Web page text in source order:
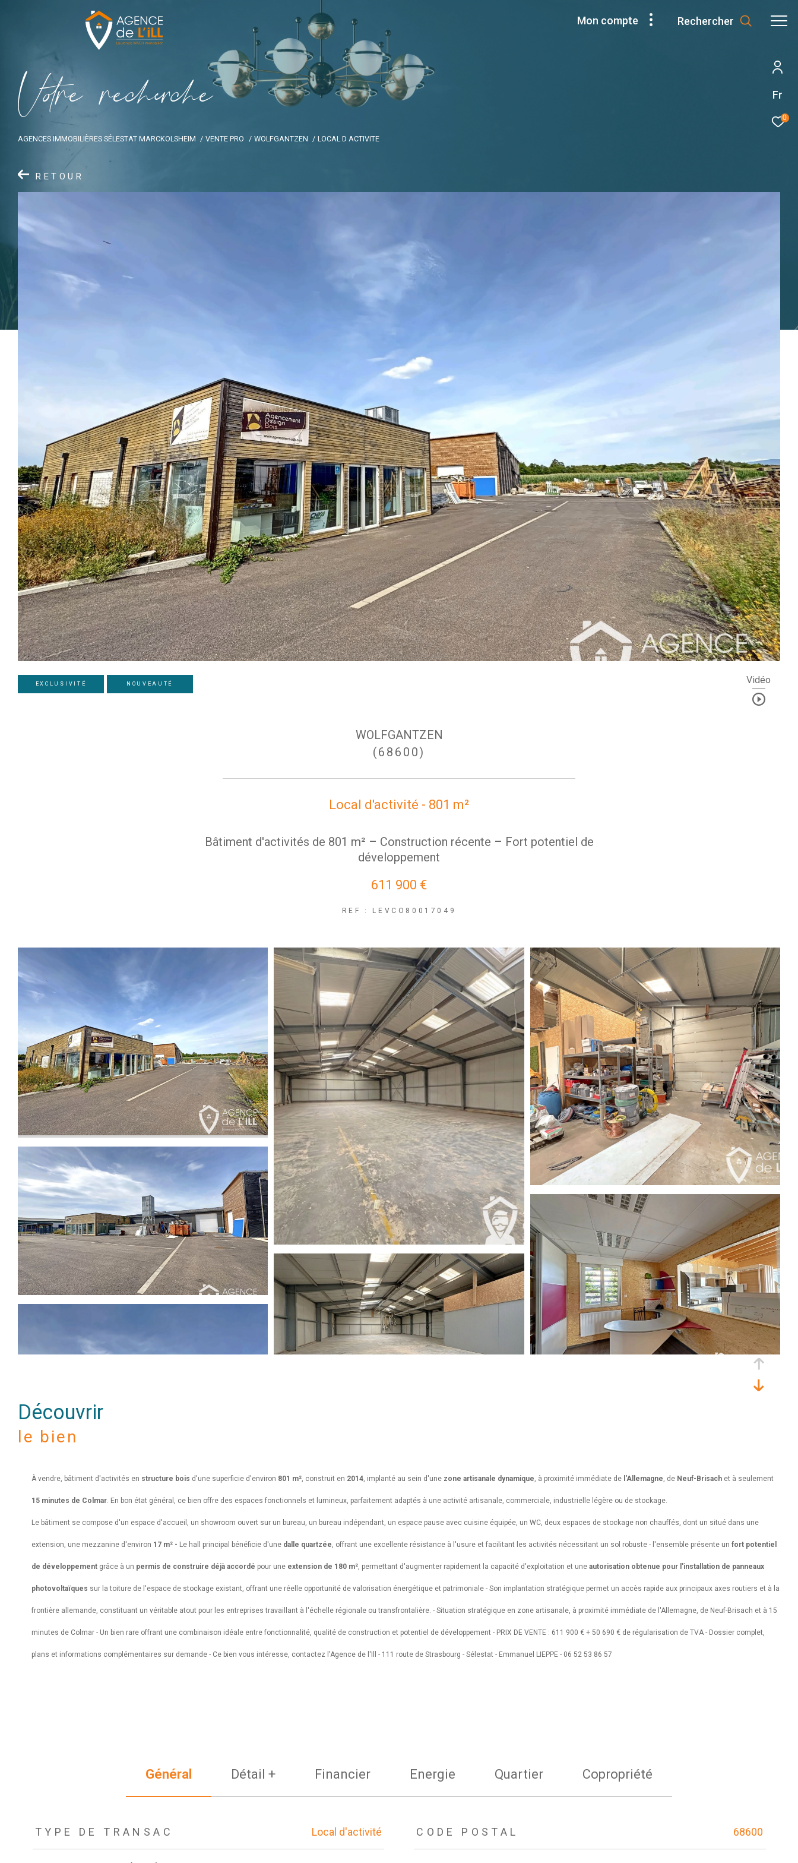
Fr
0
Mon compte Rechercher
Vore recece
AGENCES IMMOBILIÈRES SÉLESTAT MARCKOLSHEIM VENTE PRO WOLFGANTZEN LOCAL D ACTIVITE
RETOUR
EXCLUSIVITÉ NOUVEAUTÉ Vidéo
WOLFGANTZEN
(68600)
Local d'activité - 801 m²
Bâtiment d'activités de 801 m² – Construction récente – Fort potentiel de
développement
611 900 €
REF : LEVCO80017049
découvrir
le bien
À vendre, bâtiment d'activités en structure bois d'une superficie d'environ 801 m², construit en 2014, implanté au sein d'une zone artisanale dynamique, à proximité immédiate de l'Allemagne, de Neuf-Brisachet à seulement
15 minutes de Colmar. En bon état général, ce bien offre des espaces fonctionnels et lumineux, parfaitement adaptés à une activité artisanale, commerciale, industrielle légère ou de stockage.
Le bâtiment se compose d'un espace d'accueil, un showroom ouvert sur un bureau, un bureau indépendant, un espace pause avec cuisine équipée, un WC, deux espaces de stockage non chauffés, dont un situé dans une
extension, une mezzanine d'environ 17 m² - Le hall principal bénéficie d'une dalle quartzée, offrant une excellente résistance à l'usure et facilitant les activités nécessitant un sol robuste - l 'ensemble présente un fort potentiel
de développementgrâce à un permis de construire déjà accordé pour une extension de 180 m², permettant d'augmenter rapidement la capacité d'exploitation et une autorisation obtenue pour l'installation de panneaux
photovoltaïques sur la toiture de l'espace de stockage existant, offrant une réelle opportunité de valorisation énergétique et patrimoniale - Son implantation stratégique permet un accès rapide aux principaux axes routiers et à la
frontière allemande, constituant un véritable atout pour les entreprises travaillant à l'échelle régionale ou transfrontalière. - Situation stratégique en zone artisanale, à proximité immédiate de l'Allemagne, de Neuf-Brisach et à 15
minutes de Colmar - Un bien rare offrant une combinaison idéale entre fonctionnalité, qualité de construction et potentiel de développement - PRIX DE VENTE : 611 900 € + 50 690 € de régularisation de TVA - Dossier complet,
plans et informations complémentaires sur demande - Ce bien vous intéresse, contactez l'Agence de l'Ill - 111 route de Strasbourg - Sélestat - Emmanuel LIEPPE - 06 52 53 86 57
Général Détail + Financier Energie Quartier Copropriété
TRAD_ZEPHYR_Caracteristique TRAD_ZEPHYR_Valeurs
TYPE DE TRANSAC Local d'activité CODE POSTAL 68600